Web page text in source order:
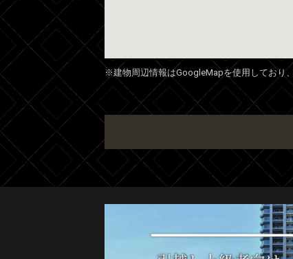
※建物周辺情報はGoogleMapを使用しており